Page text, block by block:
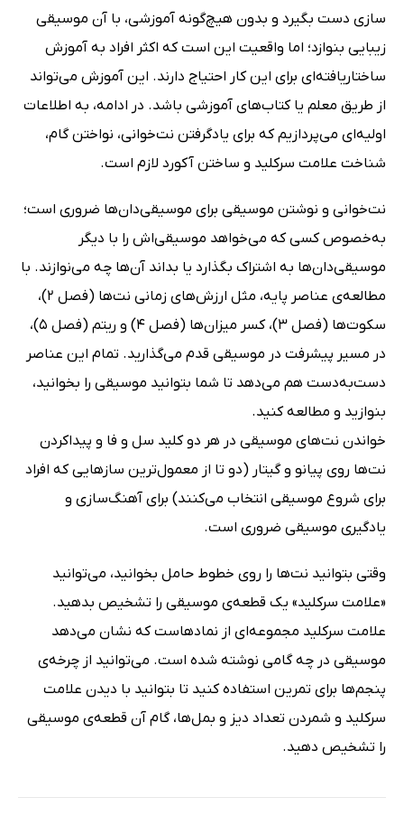
سازی دست بگیرد و بدون هیچ‌گونه آموزشی، با آن موسیقی
زیبایی بنوازد؛ اما واقعیت این است که اکثر افراد به آموزش
ساختاریافته‌ای برای این کار احتیاج دارند. این آموزش می‌تواند
از طریق معلم یا کتاب‌های آموزشی باشد. در ادامه، به اطلاعات
اولیه‌ای می‌پردازیم که برای یادگرفتن نت‌خوانی، نواختن گام،
شناخت علامت سرکلید و ساختن آکورد لازم است.
نت‌خوانی و نوشتن موسیقی برای موسیقی‌دان‌ها ضروری است؛
به‌خصوص کسی که می‌خواهد موسیقی‌اش را با دیگر
موسیقی‌دان‌ها به اشتراک بگذارد یا بداند آن‌ها چه می‌نوازند. با
مطالعه‌ی عناصر پایه، مثل ارزش‌های زمانی نت‌ها (فصل 2)،
سکوت‌ها (فصل 3)، کسر میزان‌ها (فصل 4) و ریتم (فصل 5)،
در مسیر پیشرفت در موسیقی قدم می‌گذارید. تمام این عناصر
دست‌به‌دست هم می‌دهد تا شما بتوانید موسیقی را بخوانید،
بنوازید و مطالعه کنید.
خواندن نت‌های موسیقی در هر دو کلید سل و فا و پیداکردن
نت‌ها روی پیانو و گیتار (دو تا از معمول‌ترین سازهایی که افراد
برای شروع موسیقی انتخاب می‌کنند) برای آهنگ‌سازی و
یادگیری موسیقی ضروری است.
وقتی بتوانید نت‌ها را روی خطوط حامل بخوانید، می‌توانید
«علامت سرکلید» یک قطعه‌ی موسیقی را تشخیص بدهید.
علامت سرکلید مجموعه‌ای از نمادهاست که نشان می‌دهد
موسیقی در چه گامی نوشته شده است. می‌توانید از چرخه‌ی
پنجم‌ها برای تمرین استفاده کنید تا بتوانید با دیدن علامت
سرکلید و شمردن تعداد دیز و بمل‌ها، گام آن قطعه‌ی موسیقی
را تشخیص دهید.